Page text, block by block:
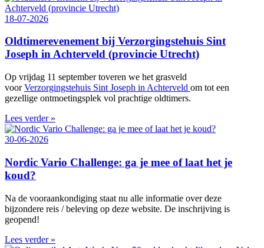
18-07-2026
Oldtimerevenement bij Verzorgingstehuis Sint
Joseph in Achterveld (provincie Utrecht)
Op vrijdag 11 september toveren we het grasveld
voorVerzorgingstehuis Sint Joseph in Achterveld om tot een
gezellige ontmoetingsplek vol prachtige oldtimers.
Lees verder »
30-06-2026
Nordic Vario Challenge: ga je mee of laat het je
koud?
Na de vooraankondiging staat nu alle informatie over deze
bijzondere reis / beleving op deze website. De inschrijving is
geopend!
Lees verder »